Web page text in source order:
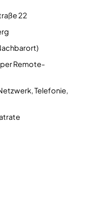
22
Remote-
Telefonie,